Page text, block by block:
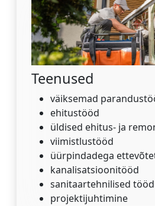
Teenused
väiksemad
ehitustööd
üldised ehitus- ja
viimistlustööd
üürpindadega
kanalisatsioonitööd
sanitaartehnilised tööd
projektijuhtimine